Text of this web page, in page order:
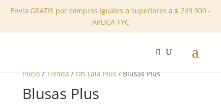
Envío GRATIS por compras iguales o superiores a $ 249.900 -
APLICA TYC
✕
Inicio/Tienda/Oh Lalá Plus/ Blusas Plus
Blusas Plus